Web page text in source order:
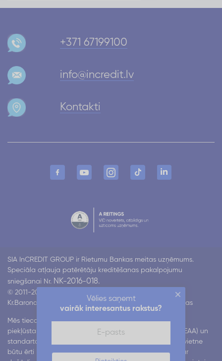
Vēlies saņemt
vairāk interesantus rakstus?
+371 67199100
info@incredit.lv
Kontakti
SIA InCREDIT GROUP ir Rietumu Bankas meitas uzņēmums.
Speciāla atļauja patērētāju kreditēšanas pakalpojumu
sniegšanai Nr. NK-2016-018.
© 2011-2026 Incredit
Kr.Barona 130 k4, Rīga LV-1012
Visas tiesības aizsargātas
Mēs tiecamies nodrošināt mūsu digitālo pakalpojumu
piekļūstamību atbilstoši Eiropas piekļūstamības aktam (EAA) un
standartam EN 301 549. Mēs strādājam pie tā, lai mūsu vietne
būtu ērti lietojama visiem lietotājiem, tostarp cilvēkiem ar